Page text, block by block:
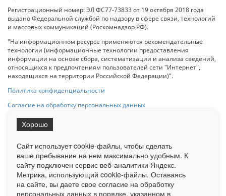
Регистрационный номер: ЭЛ ФС77-73833 от 19 октября 2018 года
выдано Федеральной службой по надзору в сфере связи, технологий
и массовых коммуникаций (Роскомнадзор РФ).
"На информационном ресурсе применяются рекомендательные
технологии (информационные технологии предоставления
информации на основе сбора, систематизации и анализа сведений,
относящихся к предпочтениям пользователей сети "Интернет",
находящихся на территории Российской Федерации)".
Политика конфиденциальности
Согласие на обработку персональных данных
на Сетевое издание «ОрелТаймс» обязательна.
Ограниченная статистика посещаемости доступна на сайте
Liveinternet.ru . Подробная статистика для рекламодателей по запросу
у менеджера.
Сайт использует cookie-файлы, чтобы сделать
ваше пребывание на нем максимально удобным. К
cайту подключен сервис веб-аналитики Яндекс.
Метрика, использующий cookie-файлы. Оставаясь
на сайте, вы даете свое согласие на обработку
персональных данных в порядке, указанном в
Хорошо